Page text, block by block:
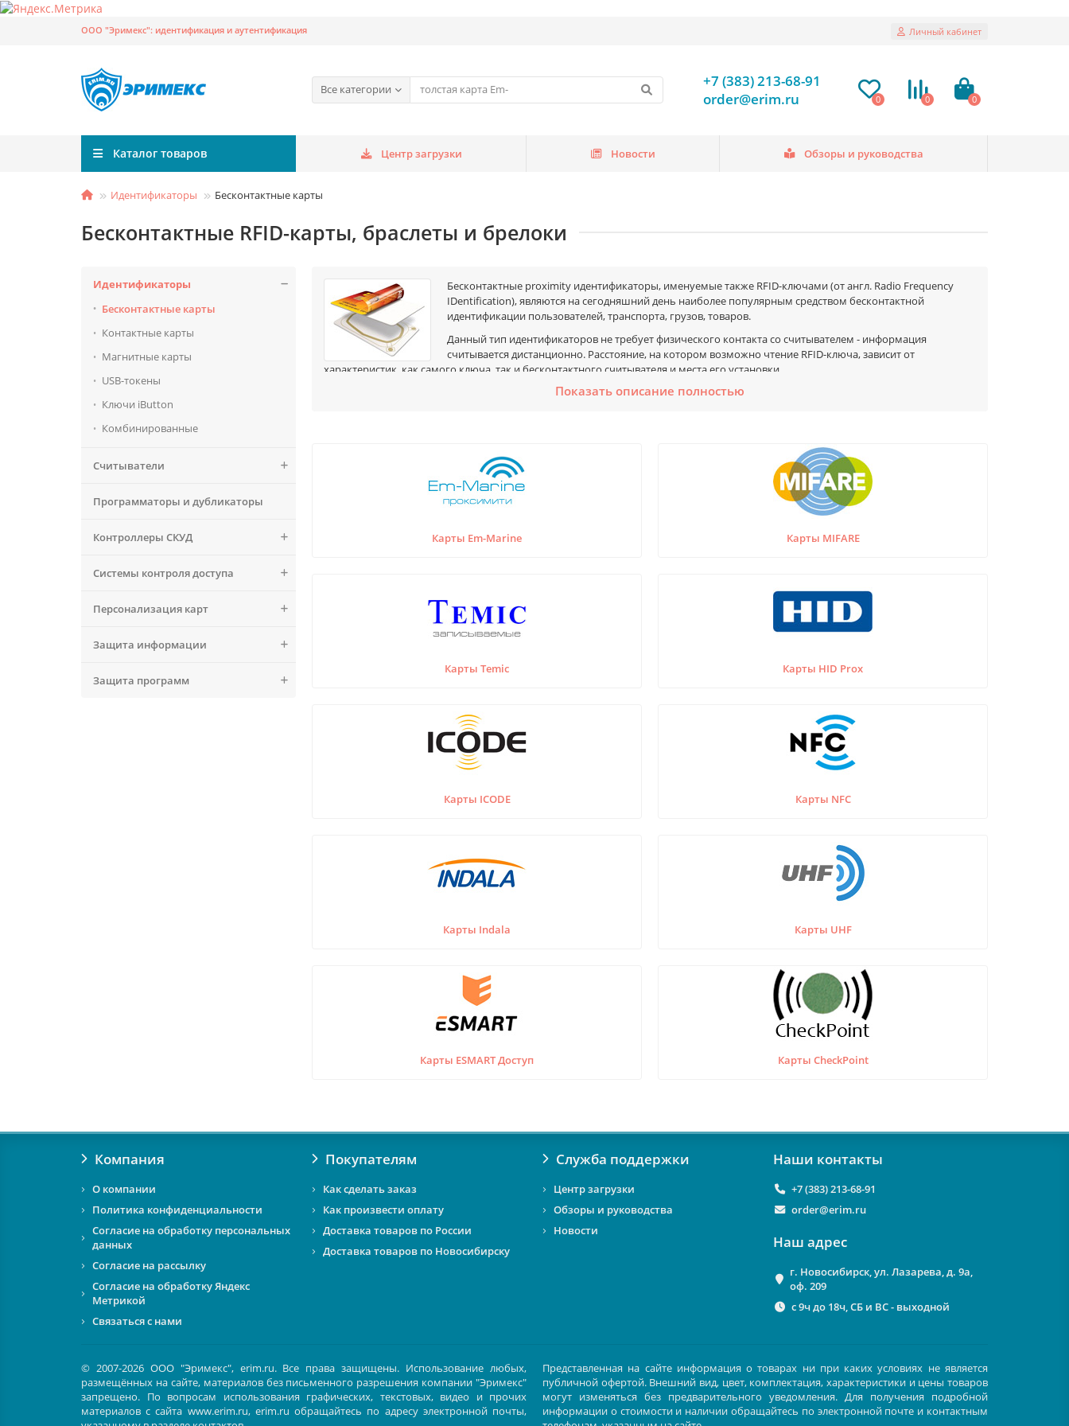
ООО "Эримекс": идентификация и аутентификация Личный кабинет
Все категории
+7 (383) 213-68-91
order@erim.ru
0 0 0
Каталог товаров Центр загрузки Новости Обзоры и руководства
Идентификаторы Бесконтактные карты
Бесконтактные RFID-карты, браслеты и брелоки
Идентификаторы
Бесконтактные карты
Контактные карты
Магнитные карты
USB-токены
Ключи iButton
Комбинированные
Считыватели
Программаторы и дубликаторы
Контроллеры СКУД
Системы контроля доступа
Персонализация карт
Защита информации
Защита программ
Бесконтактные proximity идентификаторы, именуемые также RFID-ключами (от англ. Radio Frequency
IDentification), являются на сегодняшний день наиболее популярным средством бесконтактной
идентификации пользователей, транспорта, грузов, товаров.
Данный тип идентификаторов не требует физического контакта со считывателем - информация
считывается дистанционно. Расстояние, на котором возможно чтение RFID-ключа, зависит от
характеристик, как самого ключа, так и бесконтактного считывателя и места его установки.
Внешний вид proximity идентификатора может быть самым разным. Наиболее популярным является бесконтактный пропуск в
применения. Наиболее распространёнными на сегодняшний день являются такие форматы радиочастотных идентификаторов,
как Em-Marine, HID Prox, MIFARE, iCLASS, ICODE, Indala, UHF.
RFID-карты, брелоки, браслеты и метки широко используются в СКУД (системах контроля и управления доступом) для
идентификации посетителей, системах доступа к компьютерам для идентификации пользователей по RFID-ключам, дисконтных и
Показать описание полностью
Карты Em-Marine Карты MIFARE
Карты Temic Карты HID Prox
Карты ICODE Карты NFC
Карты Indala Карты UHF
Карты ESMART Доступ Карты CheckPoint
Компания
О компании
Политика конфиденциальности
Согласие на обработку персональных
данных
Согласие на рассылку
Согласие на обработку Яндекс
Метрикой
Связаться с нами
Покупателям
Как сделать заказ
Как произвести оплату
Доставка товаров по России
Доставка товаров по Новосибирску
Служба поддержки
Центр загрузки
Обзоры и руководства
Новости
Наши контакты
+7 (383) 213-68-91
order@erim.ru
Наш адрес
г. Новосибирск, ул. Лазарева, д. 9а,
оф. 209
с 9ч до 18ч, СБ и ВС - выходной
© 2007-2026 ООО "Эримекс", erim.ru. Все права защищены. Использование любых,
размещённых на сайте, материалов без письменного разрешения компании "Эримекс"
запрещено. По вопросам использования графических, текстовых, видео и прочих
материалов с сайта www.erim.ru, erim.ru обращайтесь по адресу электронной почты,
Представленная на сайте информация о товарах ни при каких условиях не является
публичной офертой. Внешний вид, цвет, комплектация, характеристики и цены товаров
могут изменяться без предварительного уведомления. Для получения подробной
информации о стоимости и наличии обращайтесь по электронной почте и контактным